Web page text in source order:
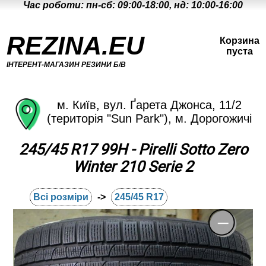
Час роботи: пн-сб: 09:00-18:00, нд: 10:00-16:00
REZINA.EU
ІНТЕРЕНТ-МАГАЗИН РЕЗИНИ Б/В
м. Київ, вул. Ґарета Джонса, 11/2
(територія "Sun Park"), м. Дорогожичі
Корзина
пуста
245/45 R17 99H - Pirelli Sotto Zero
Winter 210 Serie 2
Всі розміри -> 245/45 R17